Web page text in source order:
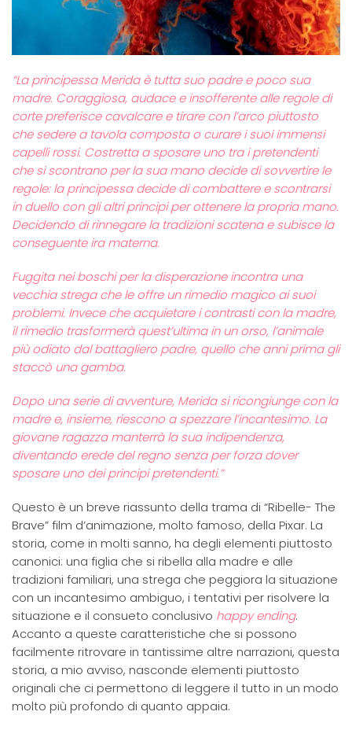
“La principessa Merida è tutta suo padre e poco sua
madre. Coraggiosa, audace e insofferente alle regole di
corte preferisce cavalcare e tirare con l’arco piuttosto
che sedere a tavola composta o curare i suoi immensi
capelli rossi. Costretta a sposare uno tra i pretendenti
che si scontrano per la sua mano decide di sovvertire le
regole: la principessa decide di combattere e scontrarsi
in duello con gli altri principi per ottenere la propria mano.
Decidendo di rinnegare la tradizioni scatena e subisce la
conseguente ira materna.
Fuggita nei boschi per la disperazione incontra una
vecchia strega che le offre un rimedio magico ai suoi
problemi. Invece che acquietare i contrasti con la madre,
il rimedio trasformerà quest’ultima in un orso, l’animale
più odiato dal battagliero padre, quello che anni prima gli
staccò una gamba.
Dopo una serie di avventure, Merida si ricongiunge con la
madre e, insieme, riescono a spezzare l’incantesimo. La
giovane ragazza manterrà la sua indipendenza,
diventando erede del regno senza per forza dover
sposare uno dei principi pretendenti.”
Questo è un breve riassunto della trama di “Ribelle- The
Brave” film d’animazione, molto famoso, della Pixar. La
storia, come in molti sanno, ha degli elementi piuttosto
canonici: una figlia che si ribella alla madre e alle
tradizioni familiari, una strega che peggiora la situazione
con un incantesimo ambiguo, i tentativi per risolvere la
situazione e il consueto conclusivo happy ending.
Accanto a queste caratteristiche che si possono
facilmente ritrovare in tantissime altre narrazioni, questa
storia, a mio avviso, nasconde elementi piuttosto
originali che ci permettono di leggere il tutto in un modo
molto più profondo di quanto appaia.